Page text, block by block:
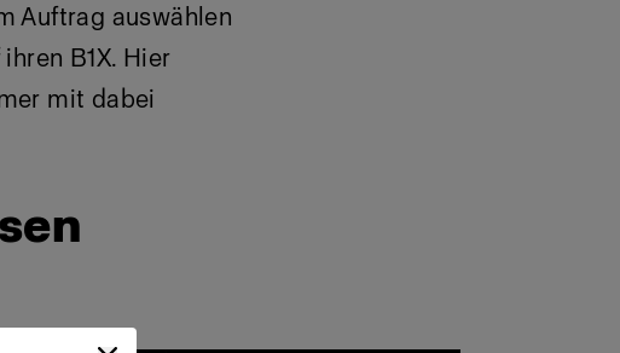
Auftrag auswählen
B1X. Hier
mit dabei